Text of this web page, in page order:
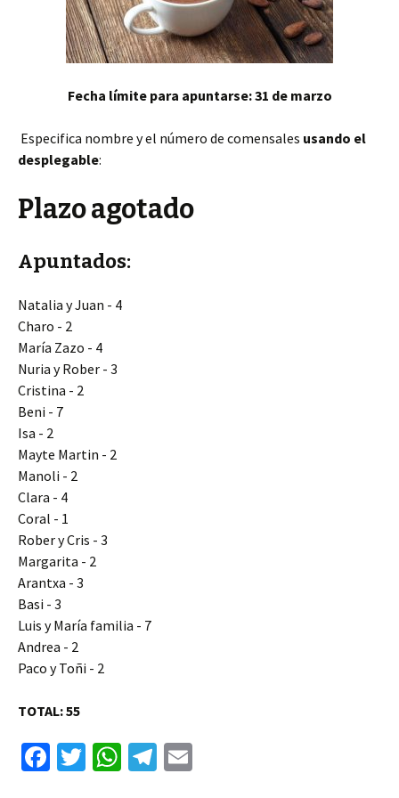
p
Fecha límite para apuntarse: 31 de marzo
Especifica nombre y el número de comensales usando el
desplegable:
Plazo agotado
Apuntados:
Natalia y Juan - 4
Charo - 2
María Zazo - 4
Nuria y Rober - 3
Cristina - 2
Beni - 7
Isa - 2
Mayte Martin - 2
Manoli - 2
Clara - 4
Coral - 1
Rober y Cris - 3
Margarita - 2
Arantxa - 3
Basi - 3
Luis y María familia - 7
Andrea - 2
Paco y Toñi - 2
TOTAL: 55
Fa T
W Te